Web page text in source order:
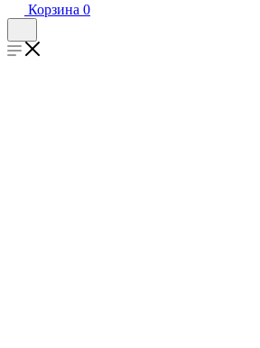
Корзина 0